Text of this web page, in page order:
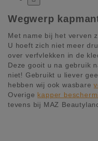
Wegwerp
Met name bij het verven
U hoeft zich niet meer
over verfvlekken in de
Deze gooit u na gebruik
niet! Gebruikt u liever
hebben wij ook wasbare
Overige kapper
tevens bij MAZ